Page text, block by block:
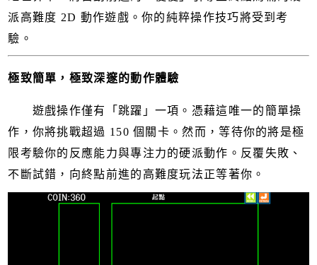
派高難度 2D 動作遊戲。你的純粹操作技巧將受到考
驗。
極致簡單，極致深邃的動作體驗
遊戲操作僅有「跳躍」一項。憑藉這唯一的簡單操
作，你將挑戰超過 150 個關卡。然而，等待你的將是極
限考驗你的反應能力與專注力的硬派動作。反覆失敗、
不斷試錯，向終點前進的高難度玩法正等著你。